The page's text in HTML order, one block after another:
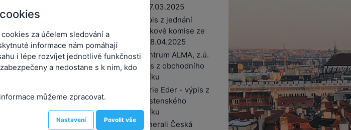
7
Praha 7
dne 17.03.2025
3. Zápis z jednání
Majetkové komise ze
dne 28.04.2025
4. Centrum ALMA, z.ú.
- výpis z obchodního
rejstříku
5. Marie Eder - výpis z
živnostenského
rejstříku
6. Generali Česká
za účelem sledování a
informace nám pomáhají
i lépe rozvíjet jednotlivé funkčnosti
a nedostane s k nim, kdo
můžeme zpracovat.
Nastavení Povolit vše